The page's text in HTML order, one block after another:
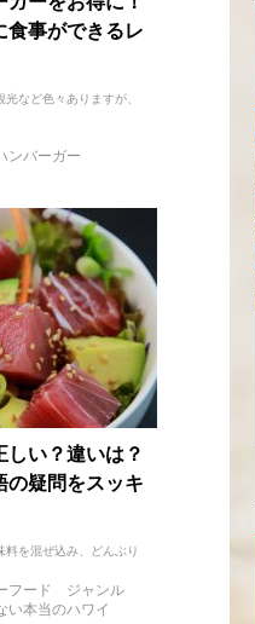
食事ができるレ
など色々ありますが、
ンバーガー
しい？違いは？
の疑問をスッキ
料を混ぜ込み、どんぶり
フード
ジャンル
い本当のハワイ